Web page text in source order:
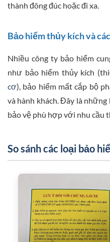
thành đông đúc hoặc đi xa.
Bảo hiểm thủy kích và
Nhiều công ty bảo hiểm
như bảo hiểm thủy kích
cơ), bảo hiểm mất cắp bộ
và hành khách. Đây là
bảo vệ phù hợp với nhu cầu
So sánh các loại bảo